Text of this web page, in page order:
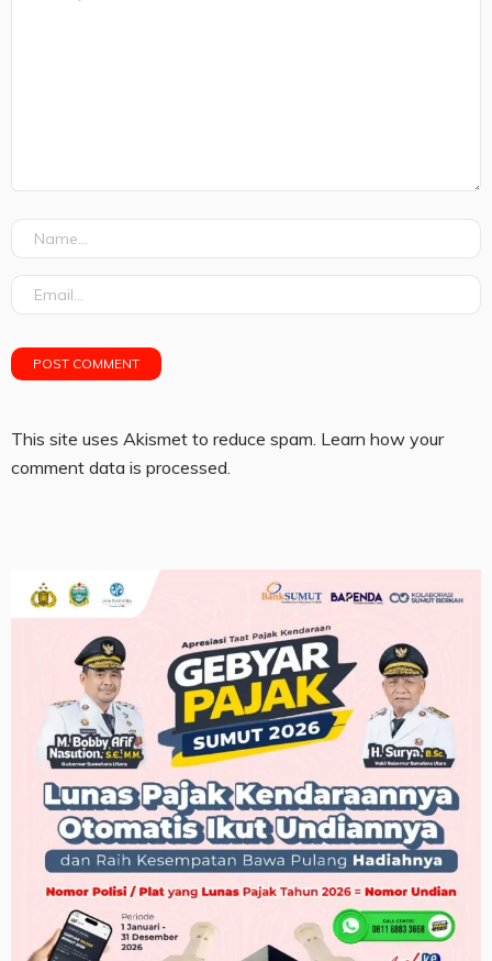
This site uses Akismet to reduce spam. Learn how your
comment data is processed.